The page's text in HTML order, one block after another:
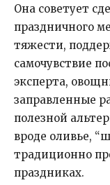
Она советует
праздничного
тяжести,
самочувствие
эксперта,
заправленные
полезной
вроде оливье,
традиционно
праздниках.